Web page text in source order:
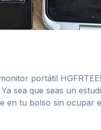
portátil
sea que seas un
tu bolso sin ocupar